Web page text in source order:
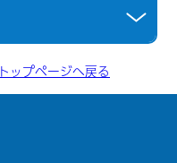
トップページへ戻る